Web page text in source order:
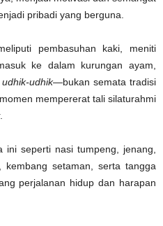
pribadi yang berguna.
pembasuhan kaki, meniti
ke dalam kurungan ayam,
udhik-udhik—bukan semata tradisi
mempererat tali silaturahmi
ini seperti nasi tumpeng, jenang,
setaman, serta tangga
perjalanan hidup dan harapan